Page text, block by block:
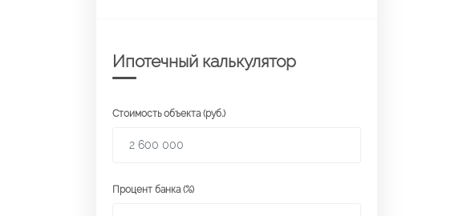
Ипотечный калькулятор
Стоимость объекта (руб.)
Процент банка (%)